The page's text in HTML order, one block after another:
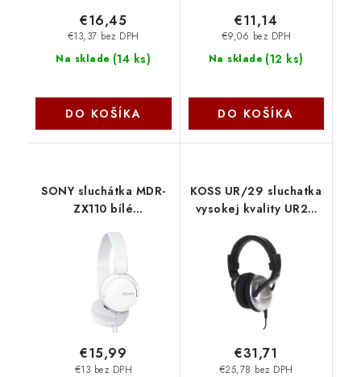
Na sklade (14 ks)
€13,37 bez DPH
€16,45
DO KOŠÍKA
Na sklade (12 ks)
€9,06 bez DPH
€11,14
DO KOŠÍKA
SONY sluchátka MDR-
ZX110 bílé
€13 bez DPH
€15,99
KOSS UR/29 sluchatka
vysokej kvality UR29
€25,78 bez DPH
€31,71